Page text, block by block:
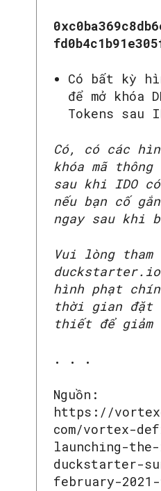
Có bất kỳ
để mở khóa
Tokens sau
Có, có các
khóa mã thông
sau khi IDO
nếu bạn cố
ngay sau khi
Vui lòng tham
duckstarter.io
hình phạt
thời gian đặt
thiết để giảm
. . .
Nguồn:
https://
com/vortex-
launching-
duckstarter-
february-2021-